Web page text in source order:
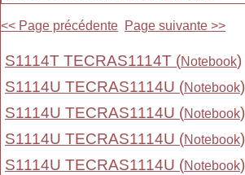
<< Page précédente Page suivante >>
S1114T TECRAS1114T (Notebook)
S1114U TECRAS1114U (Notebook)
S1114U TECRAS1114U (Notebook)
S1114U TECRAS1114U (Notebook)
S1114U TECRAS1114U (Notebook)